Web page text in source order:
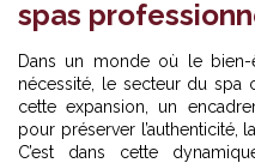
spas
Dans un monde où le
nécessité, le secteur du spa
cette expansion, un
pour préserver l’authenticité,
C’est dans cette